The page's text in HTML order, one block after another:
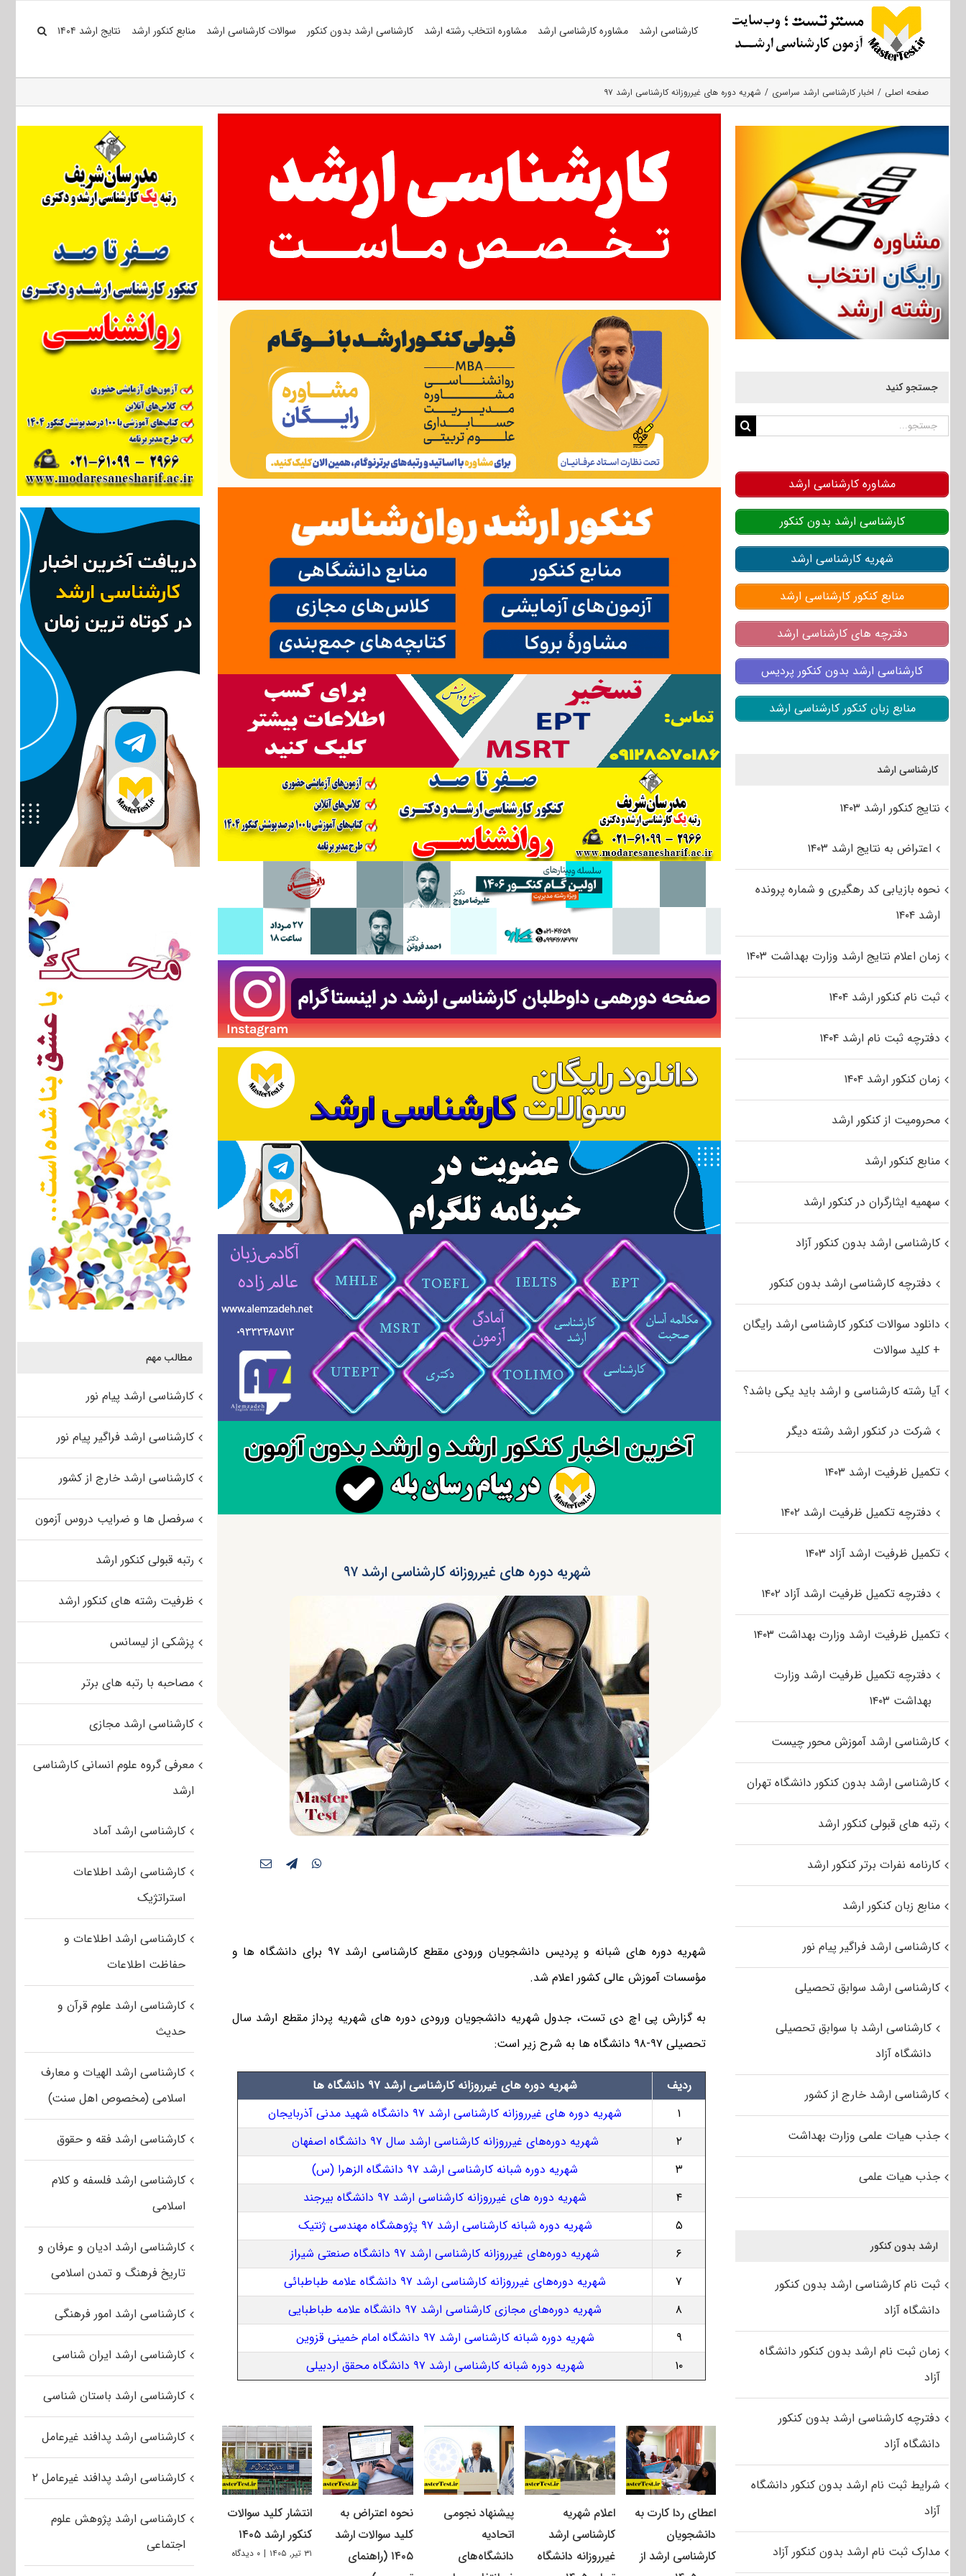
کارشناسی ارشد مشاوره کارشناسی ارشد مشاوره انتخاب رشته ارشد کارشناسی ارشد بدون کنکور سوالات کارشناسی ارشد منابع کنکور ارشد نتایج ارشد ۱۴۰۴
صفحه اصلی اخبار کارشناسی ارشد سراسری شهریه دوره های غیرروزانه کارشناسی ارشد ۹۷
شهریه دوره های غیرروزانه کارشناسی ارشد ۹۷
شهریه دوره های شبانه و پردیس دانشجویان ورودی مقطع کارشناسی ارشد ۹۷ برای دانشگاه ها و
مؤسسات آموزش عالی کشور اعلام شد.
به گزارش پی اچ دی تست، جدول شهریه دانشجویان ورودی دوره های شهریه پرداز مقطع ارشد سال
تحصیلی ۹۷-۹۸ دانشگاه ها به شرح زیر است:
ردیف
شهریه دوره های غیرروزانه کارشناسی ارشد ۹۷ دانشگاه ها
۱
شهریه دوره های غیرروزانه کارشناسی ارشد ۹۷ دانشگاه شهید مدنی آذربایجان
۲
شهریه دوره‌های غیرروزانه کارشناسی ارشد سال ۹۷ دانشگاه اصفهان
۳
شهریه دوره شبانه کارشناسی ارشد ۹۷ دانشگاه الزهرا (س)
۴
شهریه دوره های غیرروزانه کارشناسی ارشد ۹۷ دانشگاه بیرجند
۵
شهریه دوره شبانه کارشناسی ارشد ۹۷ پژوهشگاه مهندسی ژنتیک
۶
شهریه دوره‌های غیرروزانه کارشناسی ارشد ۹۷ دانشگاه صنعتی شیراز
۷
شهریه دوره‌های غیرروزانه کارشناسی ارشد ۹۷ دانشگاه علامه طباطبائی
۸
شهریه دوره‌های مجازی کارشناسی ارشد ۹۷ دانشگاه علامه طباطبایی
۹
شهریه دوره شبانه کارشناسی ارشد ۹۷ دانشگاه امام خمینی قزوین
۱۰
شهریه دوره شبانه کارشناسی ارشد ۹۷ دانشگاه محقق اردبیلی
اعطای ردا کارت به
دانشجویان
کارشناسی ارشد از
اعلام شهریه
کارشناسی ارشد
غیرروزانه دانشگاه
پیشنهاد نجومی
اتحادیه
دانشگاه‌های
نحوه اعتراض به
کلید سوالات ارشد
۱۴۰۵ (راهنمای
انتشار کلید سوالات
کنکور ارشد ۱۴۰۵
۳۱ تیر, ۱۴۰۵ | ۰ دیدگاه
مطالب مهم
کارشناسی ارشد پیام نور
کارشناسی ارشد فراگیر پیام نور
کارشناسی ارشد خارج از کشور
سرفصل ها و ضرایب دروس آزمون
رتبه قبولی کنکور ارشد
ظرفیت رشته های کنکور ارشد
پزشکی از لیسانس
مصاحبه با رتبه های برتر
کارشناسی ارشد مجازی
معرفی گروه علوم انسانی کارشناسی
ارشد
کارشناسی ارشد آماد
کارشناسی ارشد اطلاعات
استراتژیک
کارشناسی ارشد اطلاعات و
حفاظت اطلاعات
کارشناسی ارشد علوم قرآن و
حدیث
کارشناسی ارشد الهیات و معارف
اسلامی (مخصوص اهل سنت)
کارشناسی ارشد فقه و حقوق
کارشناسی ارشد فلسفه و کلام
اسلامی
کارشناسی ارشد ادیان و عرفان و
تاریخ فرهنگ و تمدن اسلامی
کارشناسی ارشد امور فرهنگی
کارشناسی ارشد ایران شناسی
کارشناسی ارشد باستان شناسی
کارشناسی ارشد پدافند غیرعامل
کارشناسی ارشد پدافند غیرعامل ۲
کارشناسی ارشد پژوهش علوم
اجتماعی
جستجو کنید
جستجو
مشاوره کارشناسی ارشد
کارشناسی ارشد بدون کنکور
شهریه کارشناسی ارشد
منابع کنکور کارشناسی ارشد
دفترچه های کارشناسی ارشد
کارشناسی ارشد بدون کنکور پردیس
منابع زبان کنکور کارشناسی ارشد
کارشناسی ارشد
نتایج کنکور ارشد ۱۴۰۳
اعتراض به نتایج ارشد ۱۴۰۳
نحوه بازیابی کد رهگیری و شماره پرونده
ارشد ۱۴۰۴
زمان اعلام نتایج ارشد وزارت بهداشت ۱۴۰۳
ثبت نام کنکور ارشد ۱۴۰۴
دفترچه ثبت نام ارشد ۱۴۰۴
زمان کنکور ارشد ۱۴۰۴
محرومیت از کنکور ارشد
منابع کنکور ارشد
سهمیه ایثارگران در کنکور ارشد
کارشناسی ارشد بدون کنکور آزاد
دفترچه کارشناسی ارشد بدون کنکور
دانلود سوالات کنکور کارشناسی ارشد رایگان
+ کلید سوالات
آیا رشته کارشناسی و ارشد باید یکی باشد؟
شرکت در کنکور ارشد رشته دیگر
تکمیل ظرفیت ارشد ۱۴۰۳
دفترچه تکمیل ظرفیت ارشد ۱۴۰۲
تکمیل ظرفیت ارشد آزاد ۱۴۰۳
دفترچه تکمیل ظرفیت ارشد آزاد ۱۴۰۲
تکمیل ظرفیت ارشد وزارت بهداشت ۱۴۰۳
دفترچه تکمیل ظرفیت ارشد وزارت
بهداشت ۱۴۰۳
کارشناسی ارشد آموزش محور چیست
کارشناسی ارشد بدون کنکور دانشگاه تهران
رتبه های قبولی کنکور ارشد
کارنامه نفرات برتر کنکور ارشد
منابع زبان کنکور ارشد
کارشناسی ارشد فراگیر پیام نور
کارشناسی ارشد سوابق تحصیلی
کارشناسی ارشد با سوابق تحصیلی
دانشگاه آزاد
کارشناسی ارشد خارج از کشور
جذب هیات علمی وزارت بهداشت
جذب هیات علمی
ارشد بدون کنکور
ثبت نام کارشناسی ارشد بدون کنکور
دانشگاه آزاد
زمان ثبت نام ارشد بدون کنکور دانشگاه
آزاد
دفترچه کارشناسی ارشد بدون کنکور
دانشگاه آزاد
شرایط ثبت نام ارشد بدون کنکور دانشگاه
آزاد
مدارک ثبت نام ارشد بدون کنکور آزاد